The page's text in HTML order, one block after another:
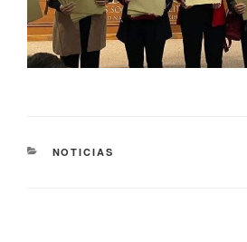
NOTICIAS